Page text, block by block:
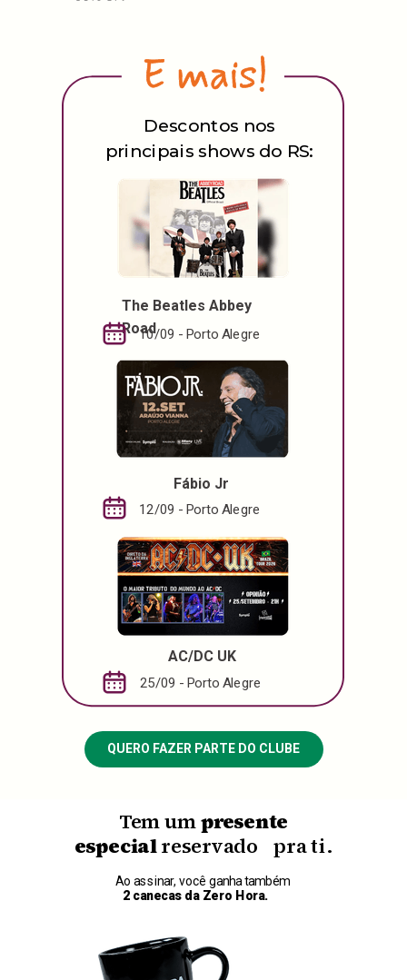
Tem umpresente
especialreservado pra ti.
Ao assinar, você ganha também
2 canecas da Zero Hora.
QUERO FAZER PARTE DO CLUBE
10/09 - Porto Alegre
The Beatles Abbey
Road
Fábio Jr
12/09 - Porto Alegre
25/09 - Porto Alegre
AC/DC UK
Descontos nos
principais shows do RS: